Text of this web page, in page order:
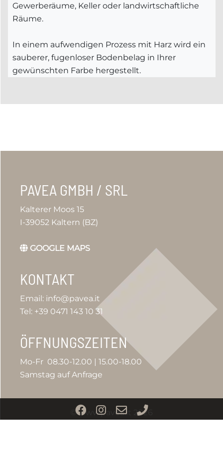
Gewerberäume, Keller oder landwirtschaftliche
Räume.
In einem aufwendigen Prozess mit Harz wird ein
sauberer, fugenloser Bodenbelag in Ihrer
gewünschten Farbe hergestellt.
PAVEA GMBH / SRL
Kalterer Moos 15
I-39052 Kaltern (BZ)
GOOGLE MAPS
KONTAKT
Email: info@pavea.it
Tel: +39 0471 143 10 31
ÖFFNUNGSZEITEN
Mo-Fr 08.30-12.00 | 15.00-18.00
Samstag auf Anfrage
© www.pavea.it 2026